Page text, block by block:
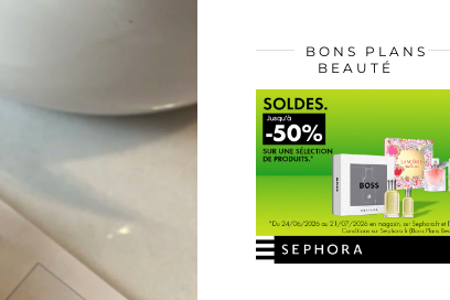
BONS PLANS
BEAUTÉ